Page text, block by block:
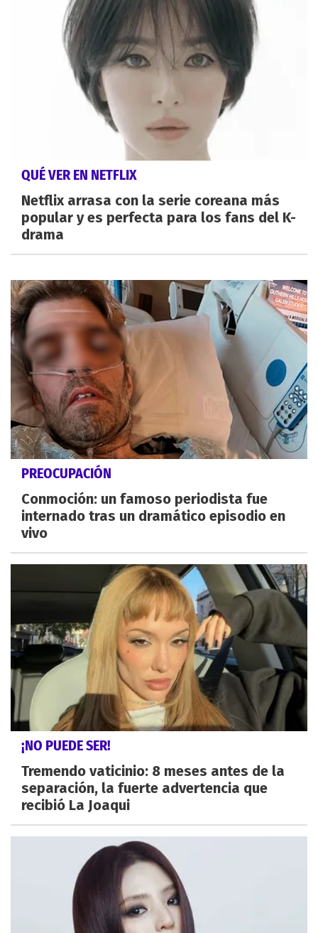
QUÉ VER EN NETFLIX
Netflix arrasa con la serie coreana más
popular y es perfecta para los fans del K-
drama
PREOCUPACIÓN
Conmoción: un famoso periodista fue
internado tras un dramático episodio en
vivo
¡NO PUEDE SER!
Tremendo vaticinio: 8 meses antes de la
separación, la fuerte advertencia que
recibió La Joaqui